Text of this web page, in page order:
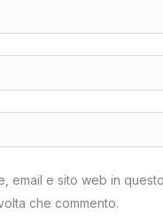
email e sito web in
che commento.